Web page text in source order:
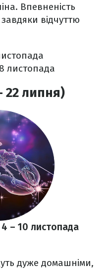
Впевненість
відчуттю
8 листопада
22 липня)
– 10 листопада
дуже домашніми,